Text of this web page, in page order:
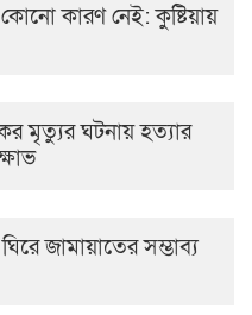
কারণ নেই: কুষ্টিয়ায়
মৃত্যুর ঘটনায় হত্যার
জামায়াতের সম্ভাব্য